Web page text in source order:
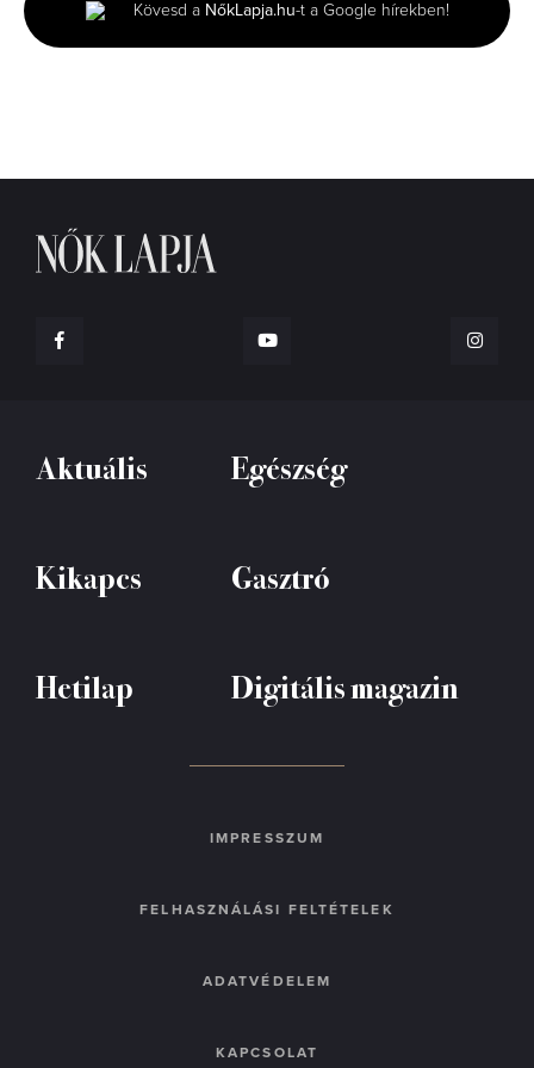
6
seconds
Kövesd a NőkLapja.hu-t a Google hírekben!
Aktuális Egészség
Kikapcs Gasztró
Hetilap Digitális magazin
IMPRESSZUM
FELHASZNÁLÁSI FELTÉTELEK
ADATVÉDELEM
KAPCSOLAT